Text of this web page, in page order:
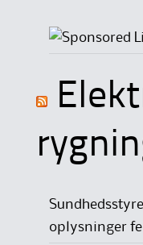
oplysninger